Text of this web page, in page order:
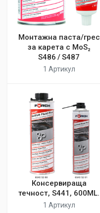
Монтажна паста/грес
за карета с MoS₂
S486 / S487
1 Артикул
Консервиращa
течност, S441, 600ML.
1 Артикул